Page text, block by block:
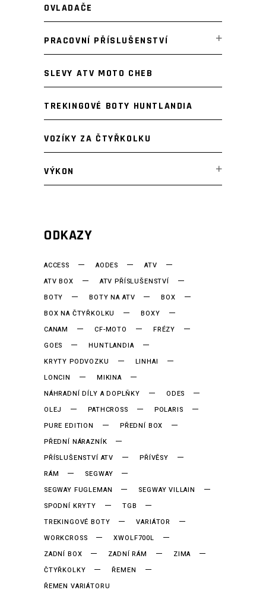
OVLADAČE
PRACOVNÍ PŘÍSLUŠENSTVÍ
SLEVY ATV MOTO CHEB
TREKINGOVÉ BOTY HUNTLANDIA
VOZÍKY ZA ČTYŘKOLKU
VÝKON
ODKAZY
ACCESS AODES
ATV
ATV BOX
ATV PŘÍSLUŠENSTVÍ
BOTY
BOTY NA ATV
BOX
BOX NA ČTYŘKOLKU
BOXY
CANAM
CF-MOTO
FRÉZY
GOES
HUNTLANDIA
KRYTY PODVOZKU
LINHAI
LONCIN
MIKINA
NÁHRADNÍ DÍLY A DOPLŇKY
ODES
OLEJ
PATHCROSS
POLARIS
PURE EDITION
PŘEDNÍ BOX
PŘEDNÍ NÁRAZNÍK
PŘÍSLUŠENSTVÍ ATV
PŘÍVĚSY
RÁM
SEGWAY
SEGWAY FUGLEMAN
SEGWAY VILLAIN
SPODNÍ KRYTY
TGB
TREKINGOVÉ BOTY
VARIÁTOR
WORKCROSS
XWOLF700L
ZADNÍ BOX
ZADNÍ RÁM
ZIMA
ČTYŘKOLKY
ŘEMEN
ŘEMEN VARIÁTORU